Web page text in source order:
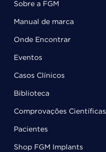
Sobre a FGM
Manual de marca
Onde Encontrar
Eventos
Casos Clínicos
Biblioteca
Comprovações Científicas
Pacientes
Shop FGM Implants